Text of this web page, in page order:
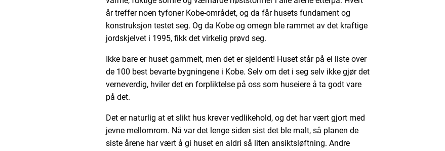
år treffer noen tyfoner Kobe-området, og da får husets fundament og
konstruksjon testet seg. Og da Kobe og omegn ble rammet av det kraftige
jordskjelvet i 1995, fikk det virkelig prøvd seg.
Ikke bare er huset gammelt, men det er sjeldent! Huset står på ei liste over
de 100 best bevarte bygningene i Kobe. Selv om det i seg selv ikke gjør det
verneverdig, hviler det en forpliktelse på oss som huseiere å ta godt vare
på det.
Det er naturlig at et slikt hus krever vedlikehold, og det har vært gjort med
jevne mellomrom. Nå var det lenge siden sist det ble malt, så planen de
siste årene har vært å gi huset en aldri så liten ansiktsløftning. Andre